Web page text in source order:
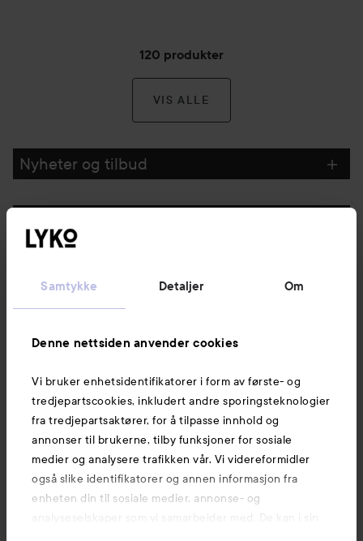
Samtykke Detaljer Om
Denne nettsiden anvender cookies
Vi bruker enhetsidentifikatorer i form av første- og
tredjepartscookies, inkludert andre sporingsteknologier
fra tredjepartsaktører, for å tilpasse innhold og
annonser til brukerne, tilby funksjoner for sosiale
medier og analysere trafikken vår. Vi videreformidler
også slike identifikatorer og annen informasjon fra
enheten din til sosiale medier, annonse- og
analyseselskaper som vi samarbeider med. De kan i sin
120 produkter
VIS ALLE
Nyheter og tilbud
Kundeservice
Informasjon
Også av interesse